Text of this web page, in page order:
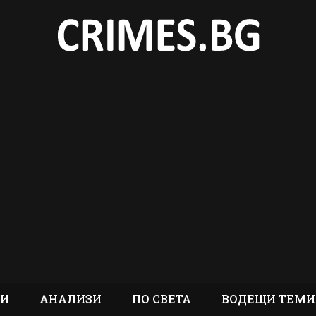
АНАЛИЗИ ПО СВЕТА ВОДЕЩИ ТЕМИ